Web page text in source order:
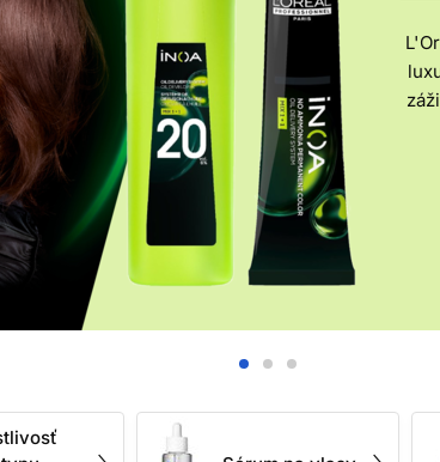
KOZMETIKU
ale podľa reálnej potreby vlasov. Jemné
a krepovité vlasy zvyčajne potrebujú viac
trenie. Farbené alebo zosvetľované vlasy si
a produkty, ktoré pomáhajú znižovať lámavosť
to automaticky, že musíte vlasy
výživné produkty pri korienkoch môžu vlasy
zložky aj frekvenciu umývania. Pri dlhých
najstaršie, najviac namáhané a najčastejšie
suchšie, citlivejšie na trenie, náchylnejšie na
alebo zosvetľované vlasy, ktoré